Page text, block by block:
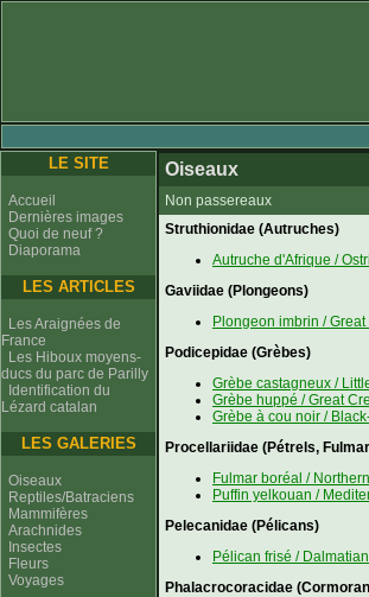
LE SITE
Accueil
Dernières images
Quoi de neuf ?
Diaporama
LES ARTICLES
Les Araignées de
France
Les Hiboux moyens-
ducs du parc de Parilly
Identification du
Lézard catalan
LES GALERIES
Oiseaux
Reptiles/Batraciens
Mammifères
Arachnides
Insectes
Fleurs
Voyages
Oiseaux
Non passereaux
Struthionidae (Autruches)
Autruche d'Afrique /
Gaviidae (Plongeons)
Plongeon imbrin /
Podicepidae (Grèbes)
Grèbe castagneux /
Grèbe huppé / Great
Grèbe à cou noir /
Procellariidae (Pétrels,
Fulmar boréal /
Puffin yelkouan /
Pelecanidae (Pélicans)
Pélican frisé /
Phalacrocoracidae